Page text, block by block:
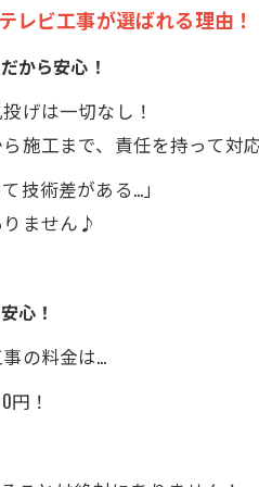
レビ工事が選ばれる理由！
から安心！
げは一切なし！
施工まで、責任を持って対
技術差がある…」
ません♪
心！
の料金は…
円！